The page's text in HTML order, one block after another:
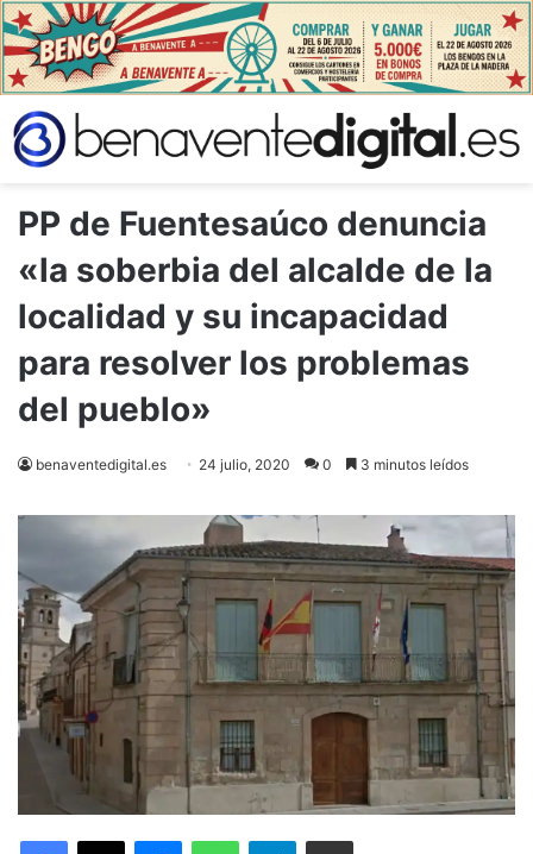
PP de Fuentesaúco denuncia
«la soberbia del alcalde de la
localidad y su incapacidad
para resolver los problemas
del pueblo»
benaventedigital.es 24 julio, 2020 0 3 minutos leídos
Facebook
X MessengerWhatsAppTelegramCompartir via Email